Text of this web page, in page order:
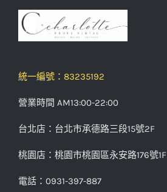
統一編號：83235192
營業時間 AM13:00-22:00
台北店：台北市承德路三段15號2F
桃園店：桃園市桃園區永安路176號1F
電話：0931-397-887